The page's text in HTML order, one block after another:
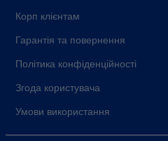
Корп клієнтам
Гарантія та повернення
Політика конфіденційності
Згода користувача
Умови використання